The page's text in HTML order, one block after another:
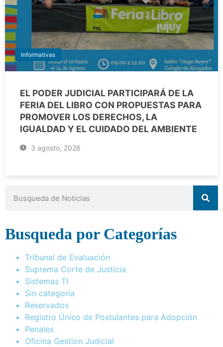
Informativas
EL PODER JUDICIAL PARTICIPARÁ DE LA
FERIA DEL LIBRO CON PROPUESTAS PARA
PROMOVER LOS DERECHOS, LA
IGUALDAD Y EL CUIDADO DEL AMBIENTE
3 agosto, 2026
Busqueda por Categorías
Tribunal de Evaluación
Suprema Corte de Justicia
Sistemas TI
Sin categoría
Reservados
Registro Único de Postulantes para Adopción
Penales
Oficina Gestion Judicial